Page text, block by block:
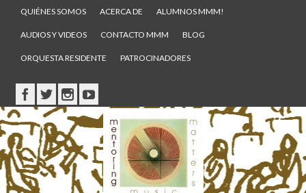
QUIÉNES SOMOS ACERCA DE ALUMNOS MMM!
AUDIOS Y VIDEOS CONTACTO MMM BLOG
ORQUESTA RESIDENTE PATROCINADORES